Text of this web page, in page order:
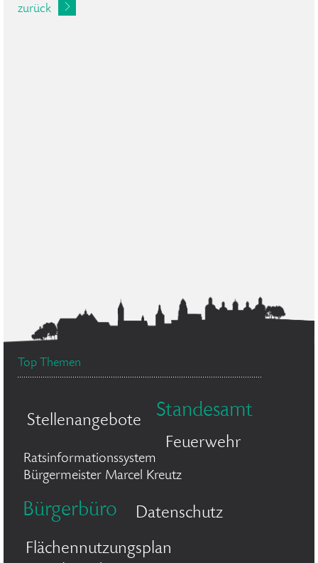
zurück
Top Themen
Stellenangebote Standesamt
Ratsinformationssystem
Feuerwehr
Bürgermeister Marcel Kreutz
Bürgerbüro
Datenschutz
Flächennutzungsplan